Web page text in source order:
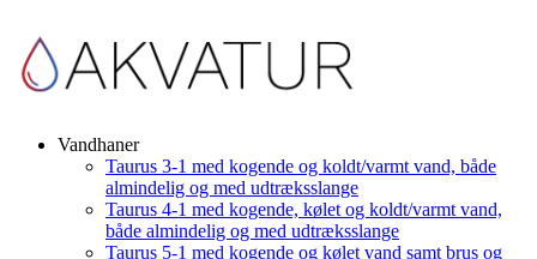
Vandhaner
Taurus 3-1 med kogende og koldt/varmt vand, både
almindelig og med udtræksslange
Taurus 4-1 med kogende, kølet og koldt/varmt vand,
både almindelig og med udtræksslange
Taurus 5-1 med kogende og kølet vand samt brus og